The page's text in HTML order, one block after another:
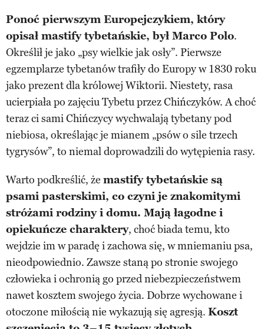
Ponoć pierwszym Europejczykiem, który
opisał mastify tybetańskie, był Marco Polo.
Określił je jako „psy wielkie jak osły”. Pierwsze
egzemplarze tybetanów trafiły do Europy w 1830 roku
jako prezent dla królowej Wiktorii. Niestety, rasa
ucierpiała po zajęciu Tybetu przez Chińczyków. A choć
teraz ci sami Chińczycy wychwalają tybetany pod
niebiosa, określając je mianem „psów o sile trzech
tygrysów”, to niemal doprowadzili do wytępienia rasy.
Warto podkreślić, że mastify tybetańskie są
psami pasterskimi, co czyni je znakomitymi
stróżami rodziny i domu. Mają łagodne i
opiekuńcze charaktery, choć biada temu, kto
wejdzie im w paradę i zachowa się, w mniemaniu psa,
nieodpowiednio. Zawsze staną po stronie swojego
człowieka i ochronią go przed niebezpieczeństwem
nawet kosztem swojego życia. Dobrze wychowane i
otoczone miłością nie wykazują się agresją. Koszt